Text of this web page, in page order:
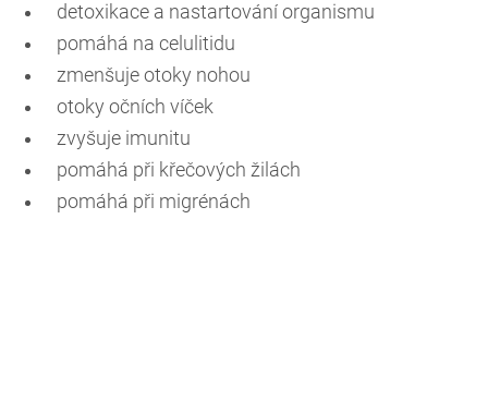
detoxikace a nastartování organismu
pomáhá na celulitidu
zmenšuje otoky nohou
otoky očních víček
zvyšuje imunitu
pomáhá při křečových žilách
pomáhá při migrénách